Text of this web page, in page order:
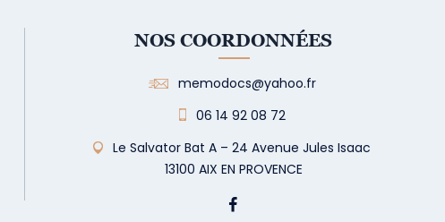
NOS COORDONNÉES
memodocs@yahoo.fr
06 14 92 08 72
Le Salvator Bat A – 24 Avenue Jules Isaac
13100 AIX EN PROVENCE